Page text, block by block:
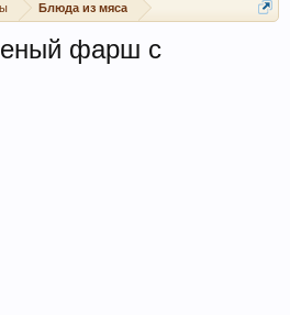
Блюда из мяса
фарш с